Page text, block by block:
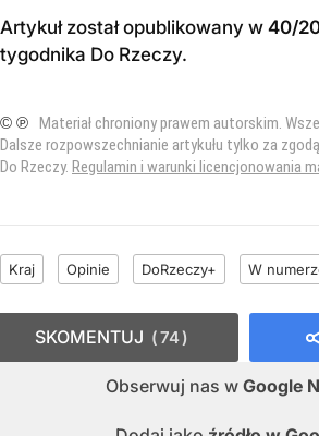
Artykuł został opublikowany w 40/
tygodnika Do Rzeczy.
© ℗ Materiał chroniony prawem autorskim.
Dalsze rozpowszechnianie artykułu tylko za
Do Rzeczy. Regulamin i warunki licencjonowania
Kraj Opinie DoRzeczy+ W
Obserwuj nas w Google
SKOMENTUJ 74